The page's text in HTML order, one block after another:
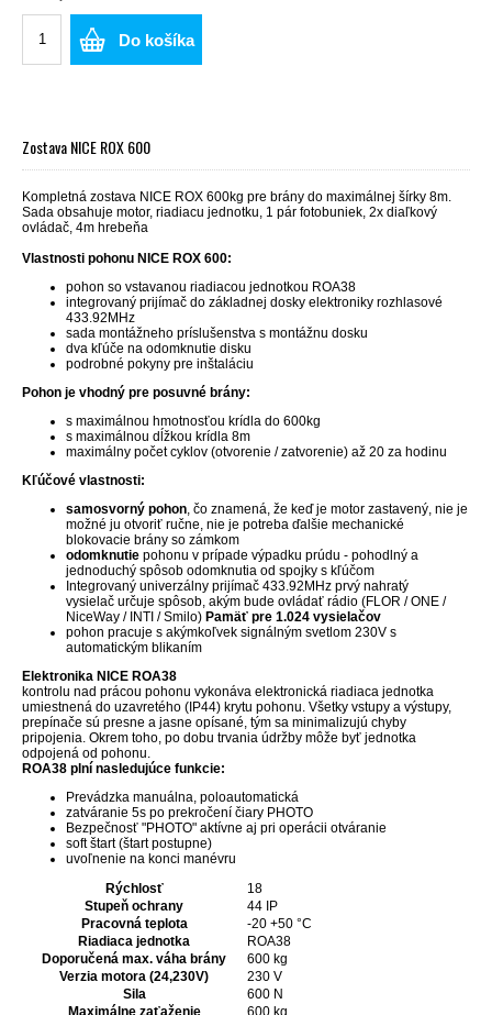
Do košíka
Zostava NICE ROX 600
Kompletná zostava NICE ROX 600kg pre brány do maximálnej šírky 8m.
Sada obsahuje motor, riadiacu jednotku, 1 pár fotobuniek, 2x diaľkový
ovládač, 4m hrebeňa
Vlastnosti pohonu NICE ROX 600:
pohon so vstavanou riadiacou jednotkou ROA38
integrovaný prijímač do základnej dosky elektroniky rozhlasové
433.92MHz
sada montážneho príslušenstva s montážnu dosku
dva kľúče na odomknutie disku
podrobné pokyny pre inštaláciu
Pohon je vhodný pre posuvné brány:
s maximálnou hmotnosťou krídla do 600kg
s maximálnou dĺžkou krídla 8m
maximálny počet cyklov (otvorenie / zatvorenie) až 20 za hodinu
Kľúčové vlastnosti:
samosvorný pohon, čo znamená, že keď je motor zastavený, nie je
možné ju otvoriť ručne, nie je potreba ďalšie mechanické
blokovacie brány so zámkom
odomknutie pohonu v prípade výpadku prúdu - pohodlný a
jednoduchý spôsob odomknutia od spojky s kľúčom
Integrovaný univerzálny prijímač 433.92MHz prvý nahratý
vysielač určuje spôsob, akým bude ovládať rádio (FLOR / ONE /
NiceWay / INTI / Smilo) Pamäť pre 1.024 vysielačov
pohon pracuje s akýmkoľvek signálným svetlom 230V s
automatickým blikaním
Elektronika NICE ROA38
kontrolu nad prácou pohonu vykonáva elektronická riadiaca jednotka
umiestnená do uzavretého (IP44) krytu pohonu. Všetky vstupy a výstupy,
prepínače sú presne a jasne opísané, tým sa minimalizujú chyby
pripojenia. Okrem toho, po dobu trvania údržby môže byť jednotka
odpojená od pohonu.
ROA38 plní nasledujúce funkcie:
Prevádzka manuálna, poloautomatická
zatváranie 5s po prekročení čiary PHOTO
Bezpečnosť "PHOTO" aktívne aj pri operácii otváranie
soft štart (štart postupne)
uvoľnenie na konci manévru
Rýchlosť
18
Stupeň ochrany
44 IP
Pracovná teplota
-20 +50 °C
Riadiaca jednotka
ROA38
Doporučená max. váha brány
600 kg
Verzia motora (24,230V)
230 V
Sila
600 N
Maximálne zaťaženie
600 kg